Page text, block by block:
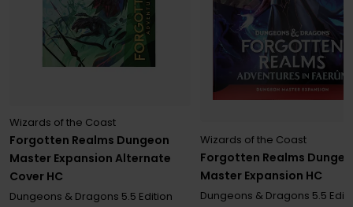
Forgotten Realms Dungeon
Master Expansion Alternate
Cover HC
Wizards of the Coast
Dungeons & Dragons 5.5 Edition
Forgotten Realms
Master Expansion HC
Wizards of the Coast
Dungeons & Dragons 5.5